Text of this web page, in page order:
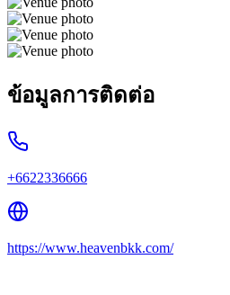
ข้อมูลการติดต่อ
+6622336666
https://www.heavenbkk.com/